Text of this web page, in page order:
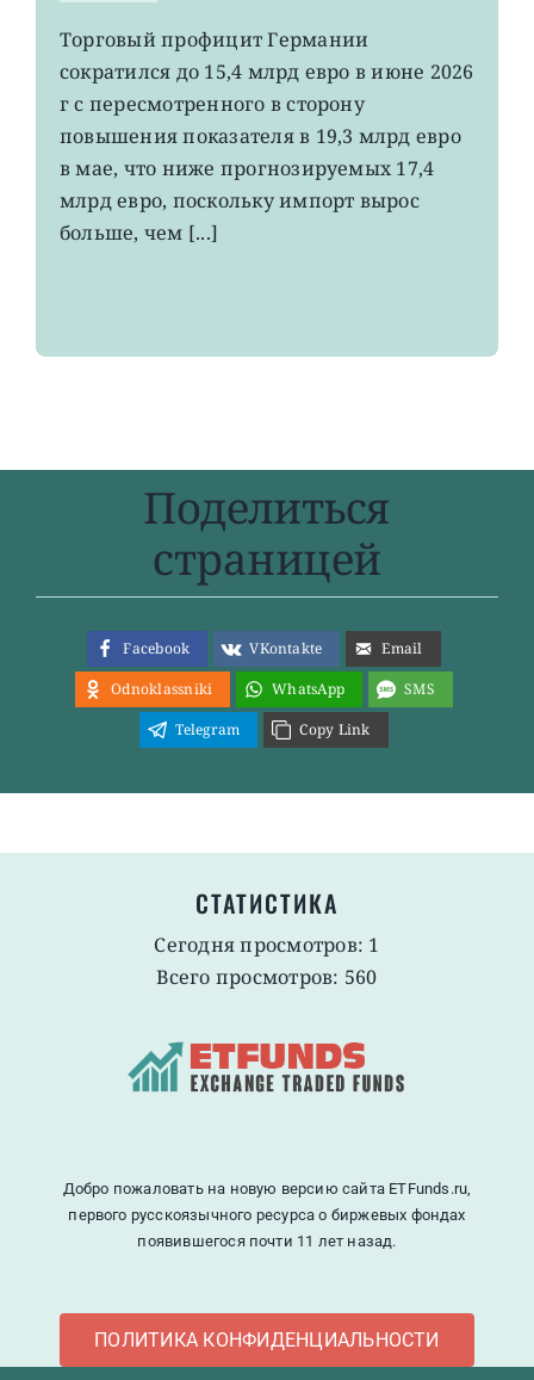
EWG:
немецкий
экспорт
вырос
4-
летнего
Торговый профицит Германии
сократился до 15,4 млрд евро в июне 2026
г с пересмотренного в сторону
повышения показателя в 19,3 млрд евро
в мае, что ниже прогнозируемых 17,4
млрд евро, поскольку импорт вырос
больше, чем [...]
Поделиться
страницей
Facebook VKontakte
Email
Odnoklassniki
WhatsApp
SMS
Telegram
Copy Link
СТАТИСТИКА
Сегодня просмотров: 1
Всего просмотров: 560
Добро пожаловать на новую версию сайта ETFunds.ru,
первого русскоязычного ресурса о биржевых фондах
появившегося почти 11 лет назад.
ПОЛИТИКА КОНФИДЕНЦИАЛЬНОСТИ